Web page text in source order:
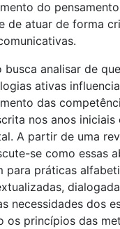
do
de atuar de forma
busca analisar de
ativas
das
nos anos iniciais
A partir de uma
se como essas
para práticas
necessidades dos
os princípios das